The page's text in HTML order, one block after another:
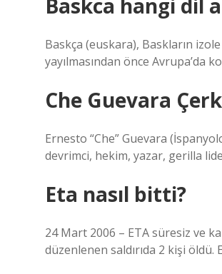
Baskca hangi dil
Baskça (euskara), Baskların
yayılmasından önce Avrupa’da
Che Guevara
Ernesto “Che” Guevara
devrimci, hekim, yazar, gerilla
Eta nasıl bitti?
24 Mart 2006 – ETA süresiz ve
düzenlenen saldırıda 2 kişi öldü.